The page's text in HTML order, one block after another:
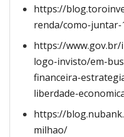
https://
renda/como-
https://
logo-invisto/em-
financeira-
liberdade-
https://
milhao/